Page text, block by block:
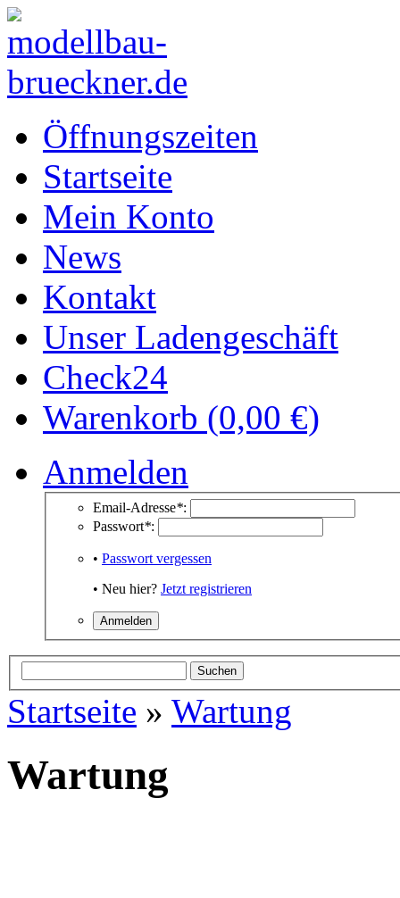
Öffnungszeiten
Startseite
Mein Konto
News
Kontakt
Unser Ladengeschäft
Check24
Warenkorb (0,00 €)
Anmelden
Email-Adresse*:
Passwort*:
• Passwort vergessen
• Neu hier? Jetzt registrieren
Startseite » Wartung
Wartung